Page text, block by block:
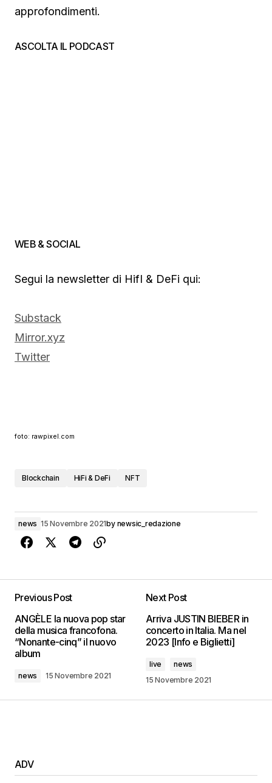
approfondimenti.
ASCOLTA IL PODCAST
WEB & SOCIAL
Segui la newsletter di HifI & DeFi qui:
Substack
Mirror.xyz
Twitter
foto: rawpixel.com
Blockchain HiFi & DeFi NFT
news 15 Novembre 2021by newsic_redazione
Previous Post
ANGÈLE la nuova pop star
della musica francofona.
“Nonante-cinq” il nuovo
album
news 15 Novembre 2021
Next Post
Arriva JUSTIN BIEBER in
concerto in Italia. Ma nel
2023 [Info e Biglietti]
live
news
15 Novembre 2021
ADV